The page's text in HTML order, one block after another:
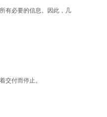
有必要的信息。因此，几
交付而停止。